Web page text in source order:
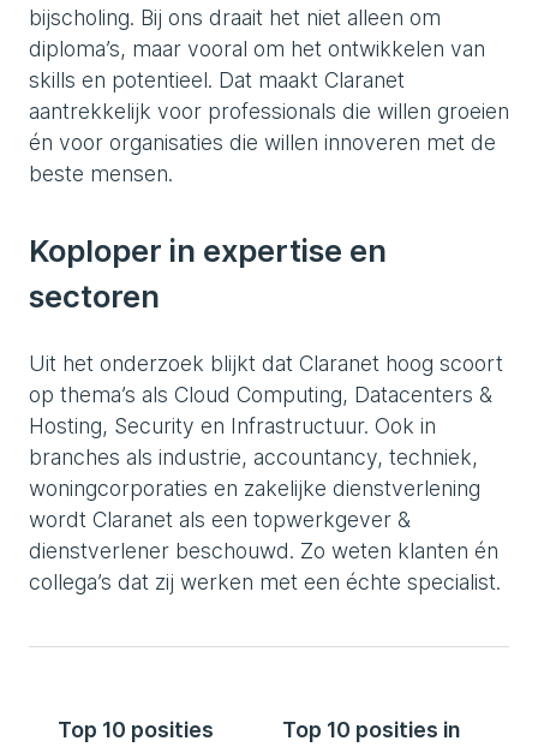
bijscholing. Bij ons draait het niet alleen om
diploma’s, maar vooral om het ontwikkelen van
skills en potentieel. Dat maakt Claranet
aantrekkelijk voor professionals die willen groeien
én voor organisaties die willen innoveren met de
beste mensen.
Koploper in expertise en
sectoren
Uit het onderzoek blijkt dat Claranet hoog scoort
op thema’s als Cloud Computing, Datacenters &
Hosting, Security en Infrastructuur. Ook in
branches als industrie, accountancy, techniek,
woningcorporaties en zakelijke dienstverlening
wordt Claranet als een topwerkgever &
dienstverlener beschouwd. Zo weten klanten én
collega’s dat zij werken met een échte specialist.
Top 10 posities
Top 10 posities in